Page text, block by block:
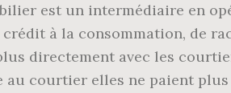
est un intermédiaire en
à la consommation, de
directement avec les
au courtier elles ne paient